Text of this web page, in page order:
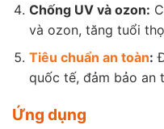
Chống UV và ozon:
và ozon, tăng tuổi
Tiêu chuẩn an toàn:
quốc tế, đảm bảo an
Ứng dụng